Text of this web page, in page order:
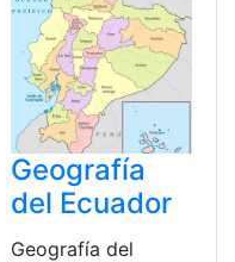
Geografía
del Ecuador
Geografía del